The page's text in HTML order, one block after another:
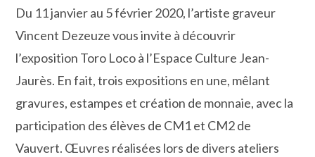
publication :
Du 11 janvier au 5 février 2020, l’artiste graveur
Vincent Dezeuze vous invite à découvrir
l’exposition Toro Loco à l’Espace Culture Jean-
Jaurès. En fait, trois expositions en une, mêlant
gravures, estampes et création de monnaie, avec la
participation des élèves de CM1 et CM2 de
Vauvert. Œuvres réalisées lors de divers ateliers